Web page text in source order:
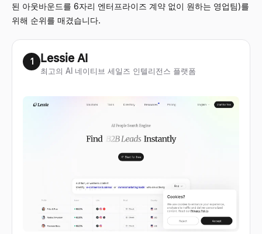
된 아웃바운드를 6자리 엔터프라이즈 계약 없이 원하는 영업팀)를
위해 순위를 매겼습니다.
1 Lessie AI
최고의 AI 네이티브 세일즈 인텔리전스 플랫폼